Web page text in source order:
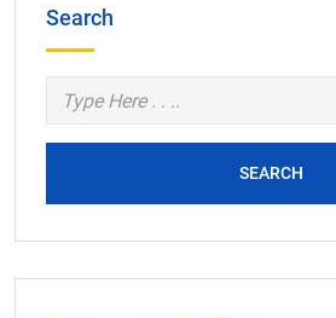
Search
SEARCH